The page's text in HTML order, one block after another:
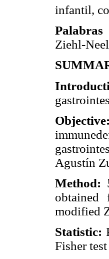
infantil,
Palabras
Ziehl-
Objective:
Agustín
Method:
obtained
modified
Statistic:
Fisher